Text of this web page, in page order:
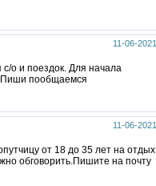
11-06-2021
о и поездок. Для начала
Пиши пообщаемся
11-06-2021
от 18 до 35 лет на отдых
обговорить.Пишите на почту